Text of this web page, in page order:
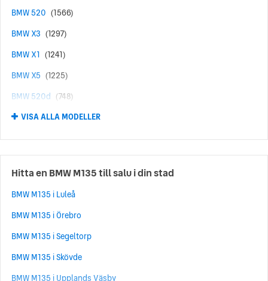
BMW 520 (1566)
BMW X3 (1297)
BMW X1 (1241)
BMW X5 (1225)
BMW 520d (748)
BMW 120 (665)
BMW 330e (660)
BMW 530e (624)
BMW 530 (572)
BMW 320D (460)
BMW 118 (456)
BMW i4 (372)
BMW X6 (341)
VISA ALLA MODELLER
Hitta en BMW M135 till salu i din stad
BMW M135 i Luleå
BMW M135 i Örebro
BMW M135 i Segeltorp
BMW M135 i Skövde
BMW M135 i Upplands Väsby